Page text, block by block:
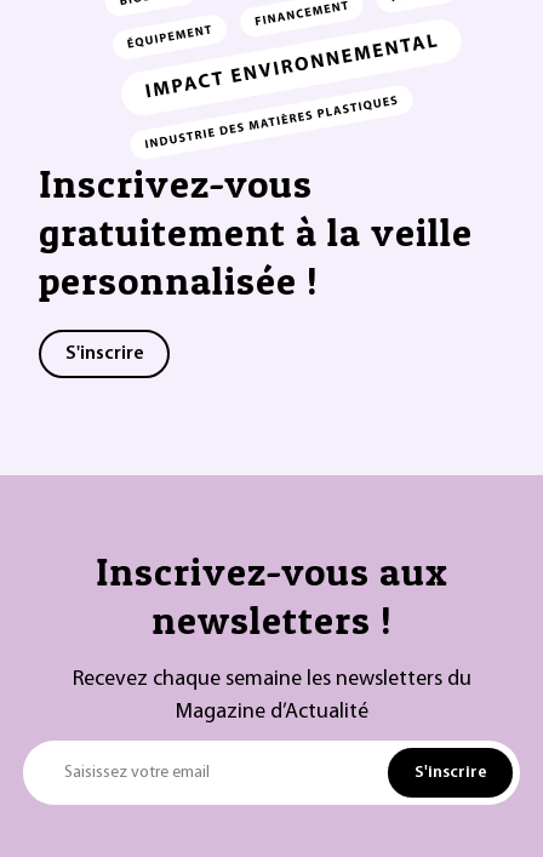
Inscrivez-vous
gratuitement à la veille
personnalisée !
S'inscrire
Inscrivez-vous aux
newsletters !
Recevez chaque semaine les newsletters du
Magazine d’Actualité
Saisissez votre email S'inscrire